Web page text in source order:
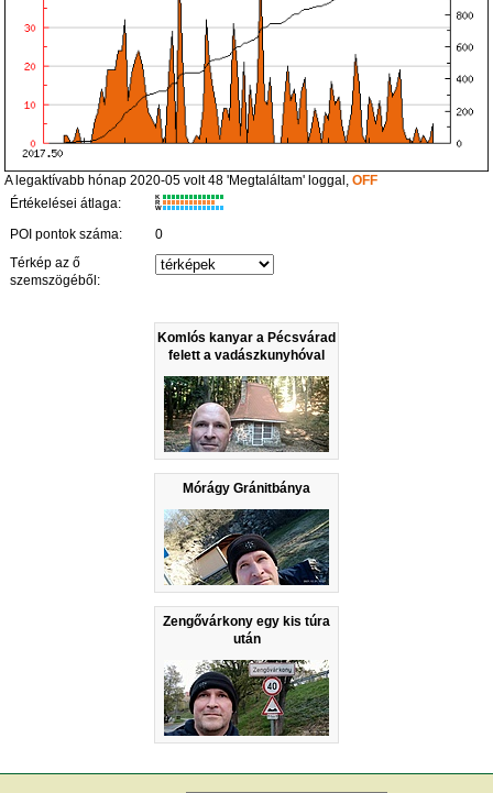
Komlós kanyar a Pécsvárad
felett a vadászkunyhóval
Mórágy Gránitbánya
Zengővárkony egy kis túra
után
A legaktívabb hónap 2020-05 volt 48 'Megtaláltam' loggal,OFF
Értékelései átlaga:
K
R
W
POI pontok száma:
0
Térkép az ő
szemszögéből: